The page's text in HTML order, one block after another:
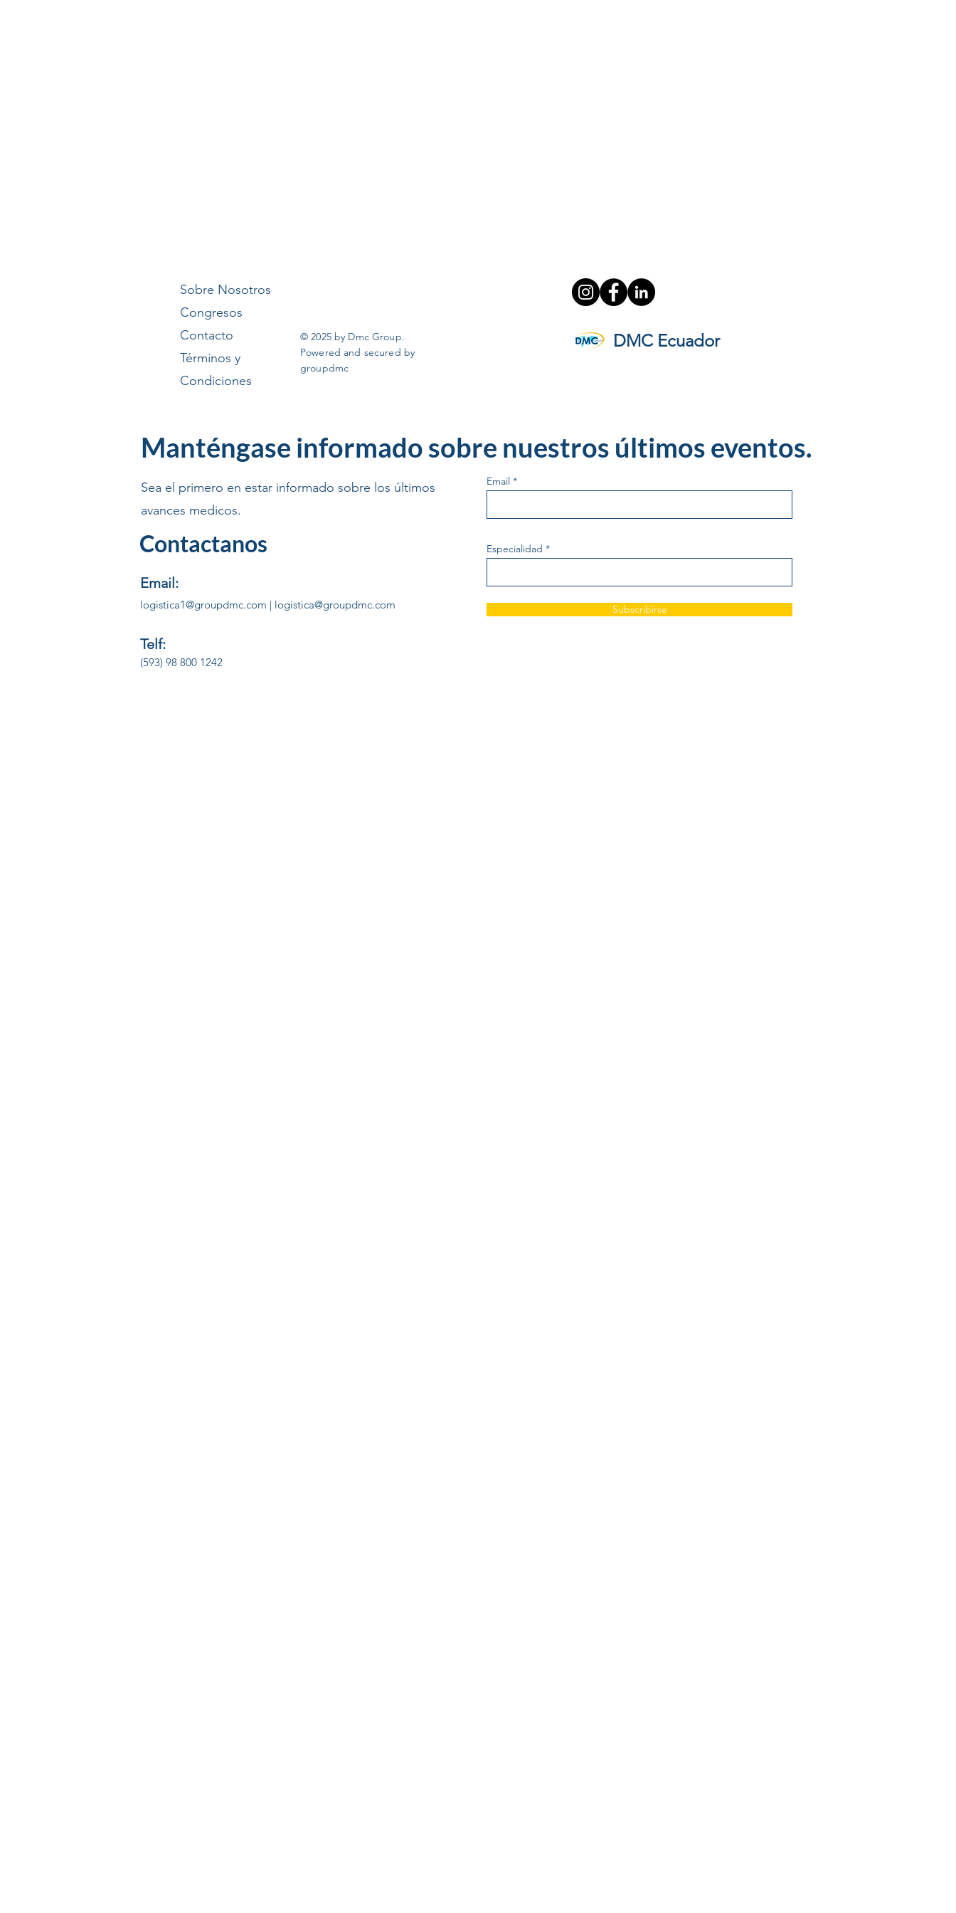
Sobre Nosotros
Congresos
Contacto
Términos y
Condiciones
© 2025 by Dmc Group.
Powered and secured by
groupdmc
DMC Ecuador
Manténgase informado sobre nuestros últimos eventos.
Sea el primero en estar informado sobre los últimos
avances medicos.
Contactanos
Email:
logistica1@groupdmc.com | logistica@groupdmc.com
Telf:
(593) 98 800 1242
Email
Especialidad
Subscribirse